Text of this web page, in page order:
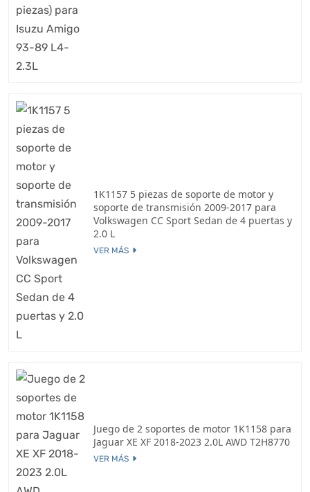
1K1157 5 piezas de soporte de motor y
soporte de transmisión 2009-2017 para
Volkswagen CC Sport Sedan de 4 puertas y
2.0 L
VER MÁS
Juego de 2 soportes de motor 1K1158 para
Jaguar XE XF 2018-2023 2.0L AWD T2H8770
VER MÁS